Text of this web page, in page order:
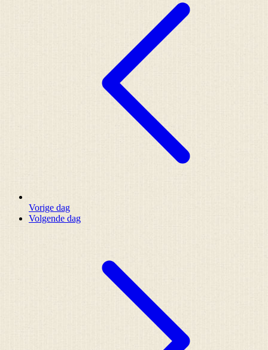
Vorige dag
Volgende dag